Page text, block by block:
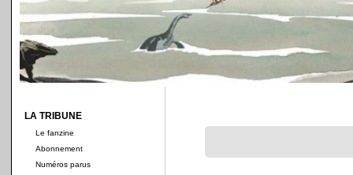
LA TRIBUNE
Le fanzine
Abonnement
Numéros parus